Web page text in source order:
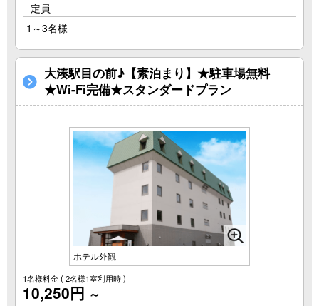
定員
1～3名様
大湊駅目の前♪【素泊まり】★駐車場無料
★Wi-Fi完備★スタンダードプラン
ホテル外観
1名様料金( 2名様1室利用時 )
10,250円 ～